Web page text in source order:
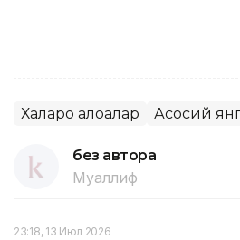
Халқаро алоқалар Асосий
без автора
Муаллиф
23:18, 13 Июл 2026